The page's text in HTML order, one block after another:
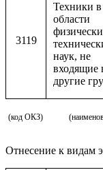
3119
Техники в
области
наук, не
входящие
другие
(код ОКЗ)
Отнесение к видам